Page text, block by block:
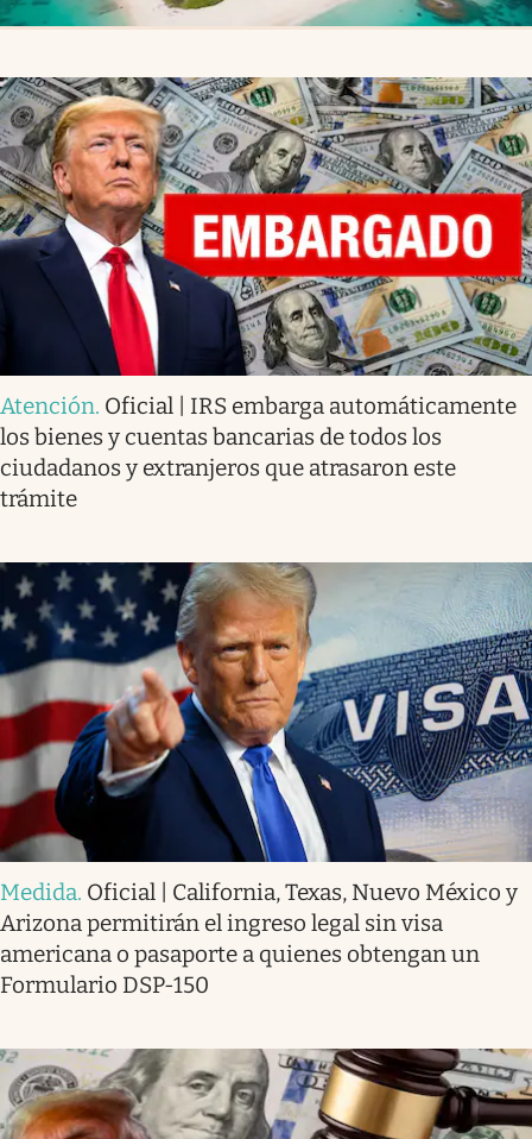
Atención. Oficial | IRS embarga automáticamente
los bienes y cuentas bancarias de todos los
ciudadanos y extranjeros que atrasaron este
trámite
Medida. Oficial | California, Texas, Nuevo México y
Arizona permitirán el ingreso legal sin visa
americana o pasaporte a quienes obtengan un
Formulario DSP-150